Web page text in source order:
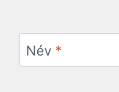
Név *